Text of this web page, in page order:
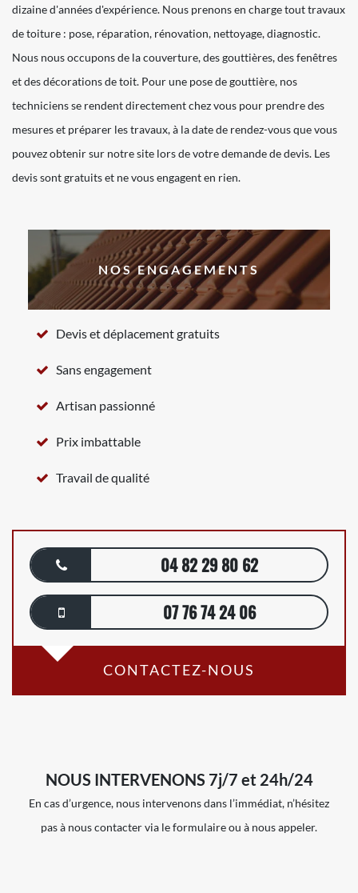
dizaine d'années d'expérience. Nous prenons en charge tout travaux
de toiture : pose, réparation, rénovation, nettoyage, diagnostic.
Nous nous occupons de la couverture, des gouttières, des fenêtres
et des décorations de toit. Pour une pose de gouttière, nos
techniciens se rendent directement chez vous pour prendre des
mesures et préparer les travaux, à la date de rendez-vous que vous
pouvez obtenir sur notre site lors de votre demande de devis. Les
devis sont gratuits et ne vous engagent en rien.
NOS ENGAGEMENTS
Devis et déplacement gratuits
Sans engagement
Artisan passionné
Prix imbattable
Travail de qualité
04 82 29 80 62
07 76 74 24 06
CONTACTEZ-NOUS
NOUS INTERVENONS 7j/7 et 24h/24
En cas d’urgence, nous intervenons dans l’immédiat, n’hésitez
pas à nous contacter via le formulaire ou à nous appeler.